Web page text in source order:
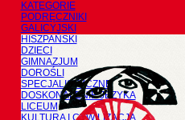
KATEGORIE
PODRĘCZNIKI
GALICYJSKI
HISZPAŃSKI
DZIECI
GIMNAZJUM
DOROŚLI
SPECJALISTYCZNE
DOSKONALENIE JĘZYKA
LICEUM
KULTURA I CYWILIZACJA